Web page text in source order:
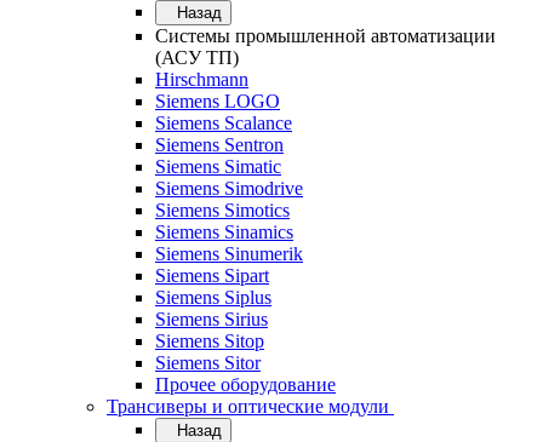
Назад
Системы промышленной автоматизации
(АСУ ТП)
Hirschmann
Siemens LOGO
Siemens Scalance
Siemens Sentron
Siemens Simatic
Siemens Simodrive
Siemens Simotics
Siemens Sinamics
Siemens Sinumerik
Siemens Sipart
Siemens Siplus
Siemens Sirius
Siemens Sitop
Siemens Sitor
Прочее оборудование
Трансиверы и оптические модули
Назад